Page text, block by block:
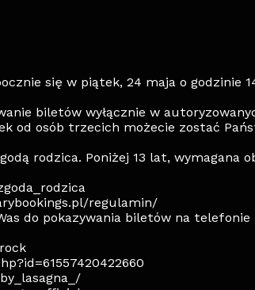
się w piątek, 24 maja o godzinie
biletów wyłącznie w
od osób trzecich możecie zostać
rodzica. Poniżej 13 lat, wymagana
regulamin/
do pokazywania biletów na